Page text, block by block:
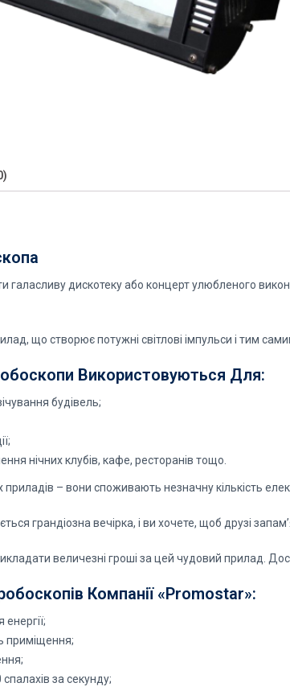
галасливу дискотеку або концерт улюбленого
що створює потужні світлові імпульси і тим
Використовуються Для:
будівель;
нічних клубів, кафе, ресторанів тощо.
приладів – вони споживають незначну кількість
грандіозна вечірка, і ви хочете, щоб друзі
величезні гроші за цей чудовий прилад.
Компанії «Promostar»:
приміщення;
за секунду;